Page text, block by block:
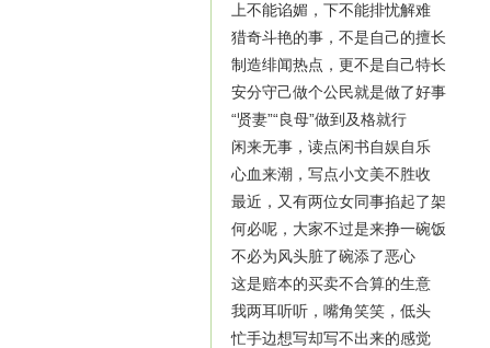
上不能谄媚，下不能排忧解难
猎奇斗艳的事，不是自己的擅长
制造绯闻热点，更不是自己特长
安分守己做个公民就是做了好事
“贤妻”“良母”做到及格就行
闲来无事，读点闲书自娱自乐
心血来潮，写点小文美不胜收
最近，又有两位女同事掐起了架
何必呢，大家不过是来挣一碗饭
不必为风头脏了碗添了恶心
这是赔本的买卖不合算的生意
我两耳听听，嘴角笑笑，低头
忙手边想写却写不出来的感觉